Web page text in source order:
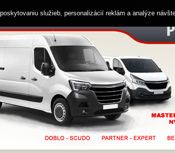
Zákaznícka linka 0914 238 482
služieb, personalizácií reklám a analýze